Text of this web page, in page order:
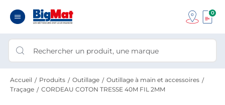
0
Accueil Produits Outillage
Outillage à main et accessoires
Traçage
CORDEAU COTON TRESSE 40M FIL 2MM